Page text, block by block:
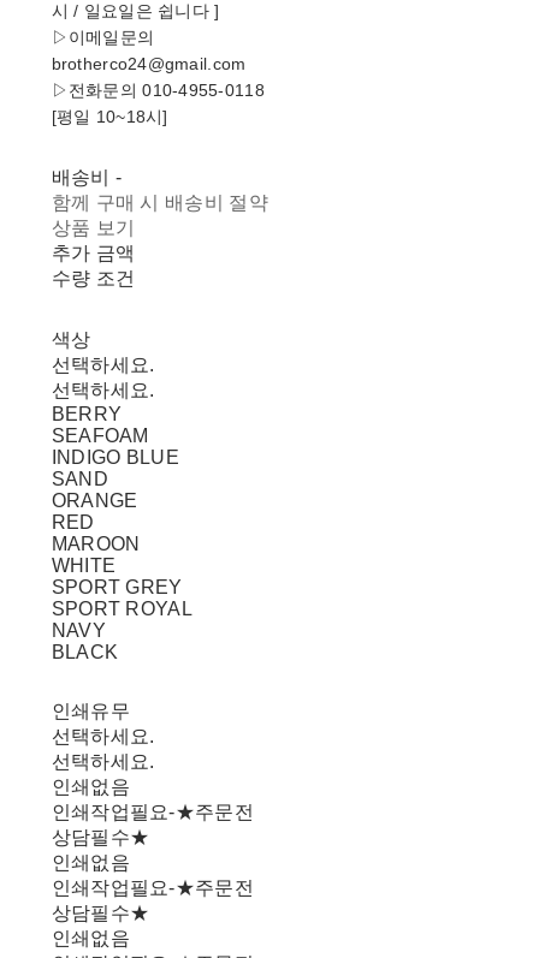
시 / 일요일은 쉽니다 ]
▷이메일문의
brotherco24@gmail.com
▷전화문의 010-4955-0118
[평일 10~18시]
배송비 -
함께 구매 시 배송비 절약
상품 보기
추가 금액
수량 조건
색상
선택하세요.
선택하세요.
BERRY
SEAFOAM
INDIGO BLUE
SAND
ORANGE
RED
MAROON
WHITE
SPORT GREY
SPORT ROYAL
NAVY
BLACK
인쇄유무
선택하세요.
선택하세요.
인쇄없음
인쇄작업필요-★주문전
상담필수★
인쇄없음
인쇄작업필요-★주문전
상담필수★
인쇄없음